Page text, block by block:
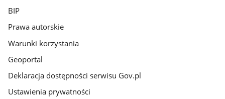
BIP
Prawa autorskie
Warunki korzystania
Geoportal
Deklaracja dostępności serwisu Gov.pl
Ustawienia prywatności